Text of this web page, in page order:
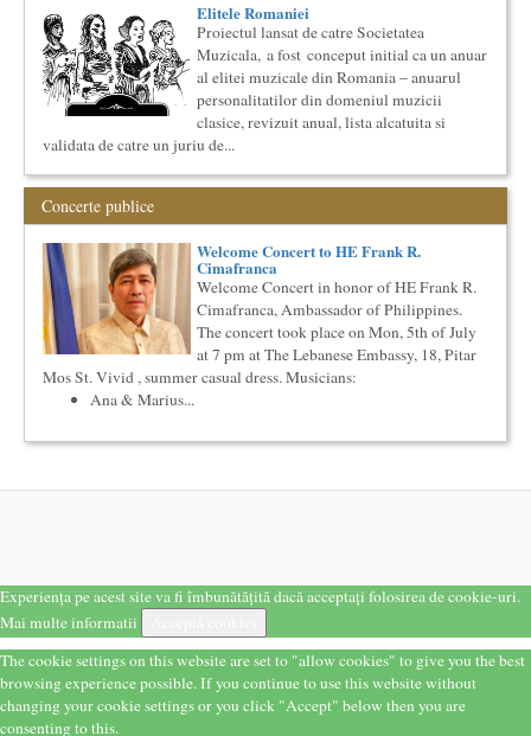
Ziua Internationala a Subtitrarii - Editia I Universitatea din
Bucuresti, Sala James Joyce [sala MTTLC] Str. Pitar Mos nr. ...
Cursul de Cinematografie universala (anul I)
Societatea Muzicala organizeaza un curs de cultura generala
cinematografica. Este un curs concentrat si intensiv, de nivel
ac...
Cursul de Lingvistica (anul I)
Societatea Muzicala organizeaza un curs de cultura generala
lingvistica. Este un curs intensiv si concentrat, de nivel
academ...
Cursul de Sociologie
Societatea Muzicala organizeaza un curs de Sociologie, in
parteneriat cu Facultatea de Sociologie si Asistenta Sociala a
Univ...
O bucatarie ca-n filme
Carte – Film – Mancare boiereasca Lansarea cartii O bucatarie
ca-n filme, Scenotopul bucatariei in Noul Cinema Romanes...
Societatea Muzicala organizeaza un curs de Filosofie
impreuna...
britanici stilizeaza traduceri din proza contemporana
romaneasca ...
Precizari legate de formatul de predare a cursurilor de
Cultura universala
Am primit multe intrebari legate de felul in care se desfasoara
aceste cursuri de Cultura Universala - multi si le imagineaza...
Elitele Romaniei
Proiectul lansat de catre Societatea
Muzicala, a fost conceput initial ca un anuar
al elitei muzicale din Romania – anuarul
personalitatilor din domeniul muzicii
clasice, revizuit anual, lista alcatuita si
validata de catre un juriu de...
Concerte publice
Welcome Concert to HE Frank R.
Cimafranca
Welcome Concert in honor of HE Frank R.
Cimafranca, Ambassador of Philippines.
The concert took place on Mon, 5th of July
at 7 pm at The Lebanese Embassy, 18, Pitar
Mos St. Vivid , summer casual dress. Musicians:
Ana & Marius...
Experiența pe acest site va fi îmbunătățită dacă acceptați folosirea de cookie-uri.
Mai multe informatii
The cookie settings on this website are set to "allow cookies" to give you the best
browsing experience possible. If you continue to use this website without
changing your cookie settings or you click "Accept" below then you are
consenting to this.